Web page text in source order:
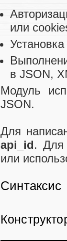
или
в JSON,
Модуль
JSON.
Для
api_id. Для
или
Синтаксис